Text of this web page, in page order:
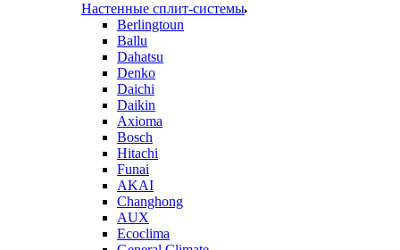
Настенные сплит-системы
Berlingtoun
Ballu
Dahatsu
Denko
Daichi
Daikin
Axioma
Bosch
Hitachi
Funai
AKAI
Changhong
AUX
Ecoclima